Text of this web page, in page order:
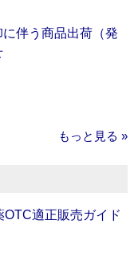
伴う商品出荷（発
もっと見る »
OTC適正販売ガイド